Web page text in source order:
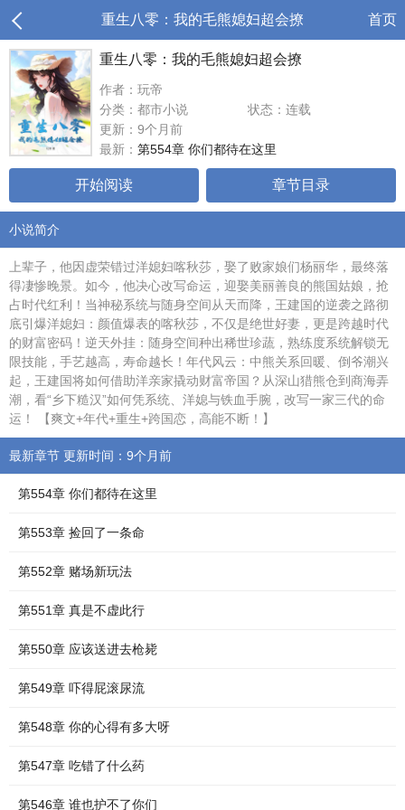
重生八零：我的毛熊媳妇超会撩 首页
重生八零：我的毛熊媳妇超会撩
作者：玩帝
分类：都市小说
状态：连载
更新：9个月前
最新： 第554章 你们都待在这里
开始阅读 章节目录
小说简介
上辈子，他因虚荣错过洋媳妇喀秋莎，娶了败家娘们杨丽华，最终落
得凄惨晚景。如今，他决心改写命运，迎娶美丽善良的熊国姑娘，抢
占时代红利！当神秘系统与随身空间从天而降，王建国的逆袭之路彻
底引爆洋媳妇：颜值爆表的喀秋莎，不仅是绝世好妻，更是跨越时代
的财富密码！逆天外挂：随身空间种出稀世珍蔬，熟练度系统解锁无
限技能，手艺越高，寿命越长！年代风云：中熊关系回暖、倒爷潮兴
起，王建国将如何借助洋亲家撬动财富帝国？从深山猎熊仓到商海弄
潮，看“乡下糙汉”如何凭系统、洋媳与铁血手腕，改写一家三代的命
运！ 【爽文+年代+重生+跨国恋，高能不断！】
最新章节 更新时间：9个月前
第554章 你们都待在这里
第553章 捡回了一条命
第552章 赌场新玩法
第551章 真是不虚此行
第550章 应该送进去枪毙
第549章 吓得屁滚尿流
第548章 你的心得有多大呀
第547章 吃错了什么药
第546章 谁也护不了你们